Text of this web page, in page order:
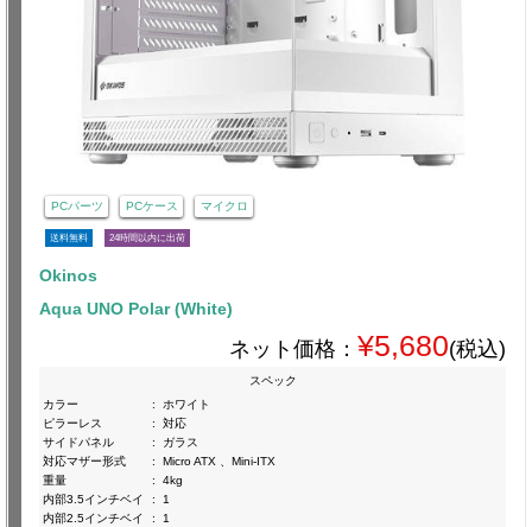
PCパーツ PCケース マイクロ
送料無料 24時間以内に出荷
Okinos
Aqua UNO Polar (White)
ネット価格： ¥5,680(税込)
スペック
カラー
:
ホワイト
ピラーレス
:
対応
サイドパネル
:
ガラス
対応マザー形式
:
Micro ATX 、Mini-ITX
重量
:
4kg
内部3.5インチベイ
:
1
内部2.5インチベイ
:
1